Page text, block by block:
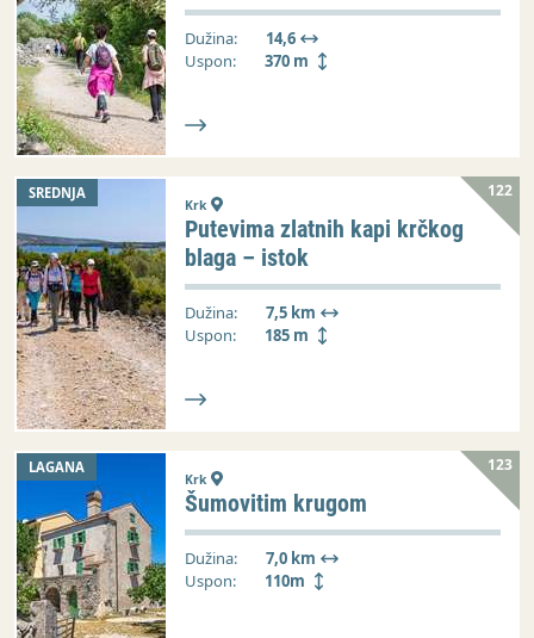
Dužina:
14,6
Uspon:
370 m
SREDNJA 122
Krk
Putevima zlatnih kapi krčkog
blaga – istok
Dužina:
7,5 km
Uspon:
185 m
LAGANA 123
Krk
Šumovitim krugom
Dužina:
7,0 km
Uspon:
110m